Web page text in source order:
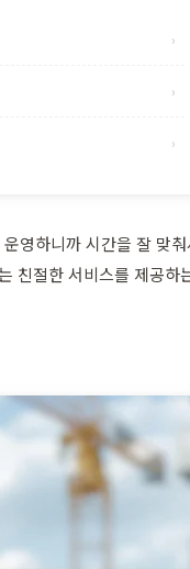
›
›
›
영하니까 시간을 잘 맞
친절한 서비스를 제공하